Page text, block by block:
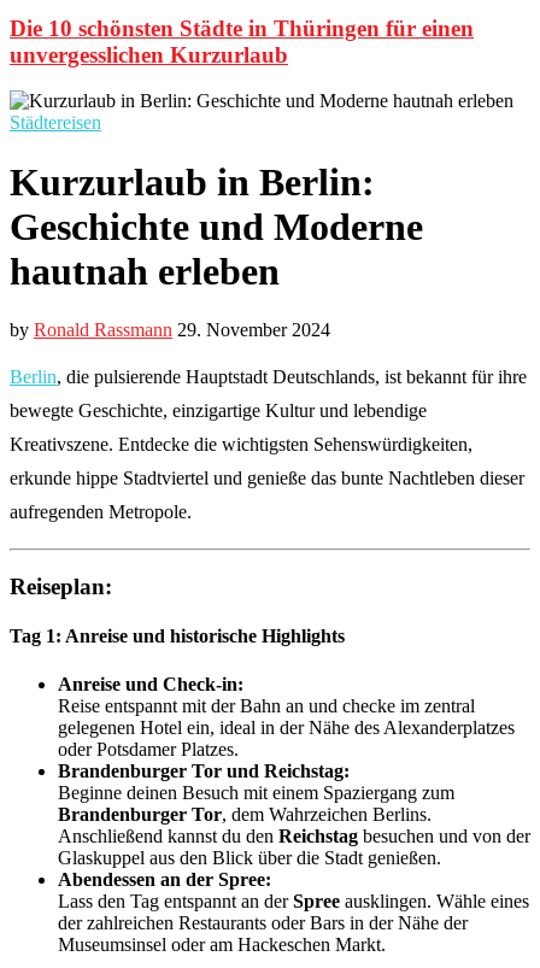
Die 10 schönsten Städte in Thüringen für einen
unvergesslichen Kurzurlaub
Städtereisen
Kurzurlaub in Berlin:
Geschichte und Moderne
hautnah erleben
by Ronald Rassmann 29. November 2024
Berlin, die pulsierende Hauptstadt Deutschlands, ist bekannt für ihre
bewegte Geschichte, einzigartige Kultur und lebendige
Kreativszene. Entdecke die wichtigsten Sehenswürdigkeiten,
erkunde hippe Stadtviertel und genieße das bunte Nachtleben dieser
aufregenden Metropole.
Reiseplan:
Tag 1: Anreise und historische Highlights
Anreise und Check-in:
Reise entspannt mit der Bahn an und checke im zentral
gelegenen Hotel ein, ideal in der Nähe des Alexanderplatzes
oder Potsdamer Platzes.
Brandenburger Tor und Reichstag:
Beginne deinen Besuch mit einem Spaziergang zum
Brandenburger Tor, dem Wahrzeichen Berlins.
Anschließend kannst du den Reichstag besuchen und von der
Glaskuppel aus den Blick über die Stadt genießen.
Abendessen an der Spree:
Lass den Tag entspannt an derSpree ausklingen. Wähle eines
der zahlreichen Restaurants oder Bars in der Nähe der
Museumsinsel oder am Hackeschen Markt.